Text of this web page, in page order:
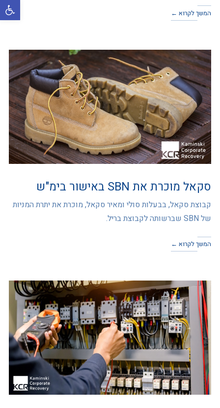
פתח
המשך לקרוא ←
סקאל מוכרת את SBN באישור בימ"ש
קבוצת סקאל, בבעלות סולי ומאיר סקאל, מוכרת את יתרת המניות
של SBN שברשותה לקבוצת בריל.
המשך לקרוא ←